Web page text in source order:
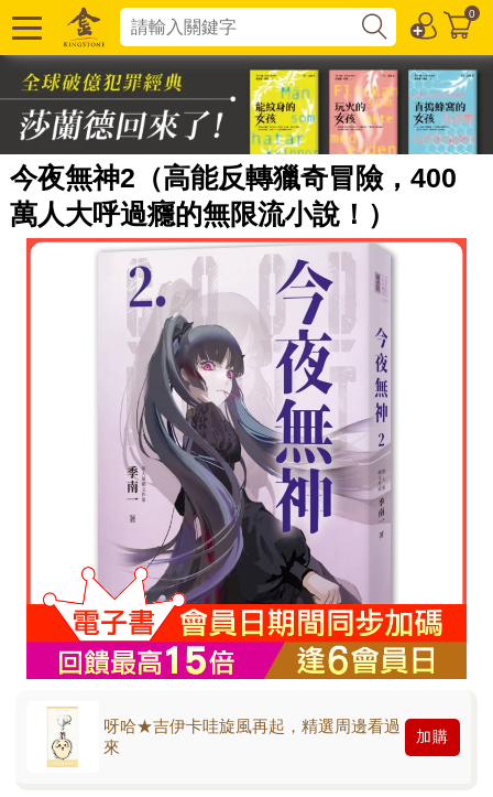
0
今夜無神2（高能反轉獵奇冒險，400
萬人大呼過癮的無限流小說！）
呀哈★吉伊卡哇旋風再起，精選周邊看過
來
加購